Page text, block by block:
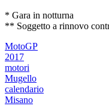
* Gara in notturna
** Soggetto a rinnovo
MotoGP
2017
motori
Mugello
calendario
Misano